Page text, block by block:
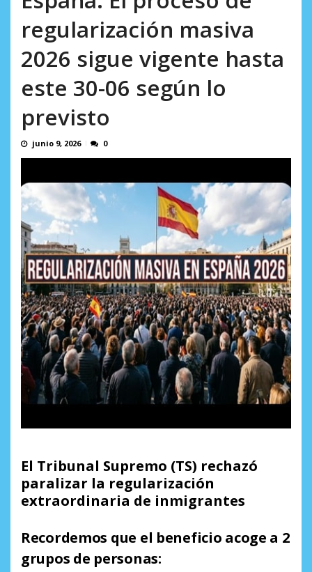
regularización masiva
2026 sigue vigente hasta
este 30-06 según lo
previsto
junio 9, 2026 0
El Tribunal Supremo (TS) rechazó
paralizar la regularización
extraordinaria de inmigrantes
Recordemos que el beneficio acoge a 2
grupos de personas: